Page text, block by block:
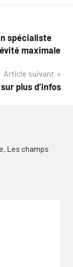
spécialiste
maximale
Article suivant
plus d’infos
Les champs